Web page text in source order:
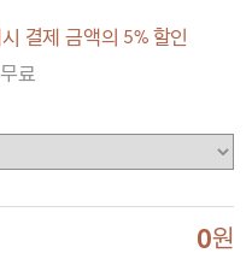
결제 금액의 5% 할인
료
0원